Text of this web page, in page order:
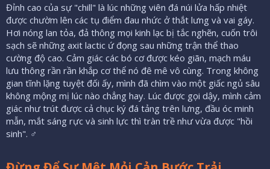
Đỉnh cao của sự "chill" là lúc những viên đá núi lửa hấp nhiệt
được chườm lên các tụ điểm đau nhức ở thắt lưng và vai gáy.
Hơi nóng lan tỏa, đả thông mọi kinh lạc bị tắc nghẽn, cuốn trôi
sạch sẽ những axit lactic ứ đọng sau những trận thể thao
cường độ cao. Cảm giác các bó cơ được kéo giãn, mạch máu
lưu thông rần rần khắp cơ thể nó đê mê vô cùng. Trong không
gian tĩnh lặng tuyệt đối ấy, mình đã chìm vào một giấc ngủ sâu
không mộng mị lúc nào chẳng hay. Lúc được gọi dậy, mình cảm
giác như trút được cả chục ký đá tảng trên lưng, đầu óc minh
mẫn, mắt sáng rực và sinh lực thì tràn trề như vừa được "hồi
sinh". ‍♂️